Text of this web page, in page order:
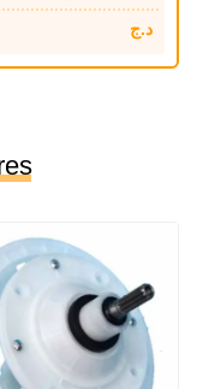
د.ج